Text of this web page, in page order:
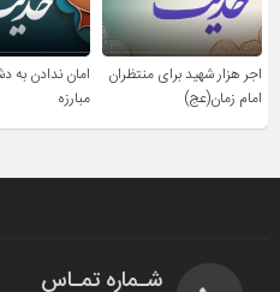
اجر هزار شهید برای منتظران
امام زمان(عج)
امان ندادن به
مبارزه
شـماره تمـاس